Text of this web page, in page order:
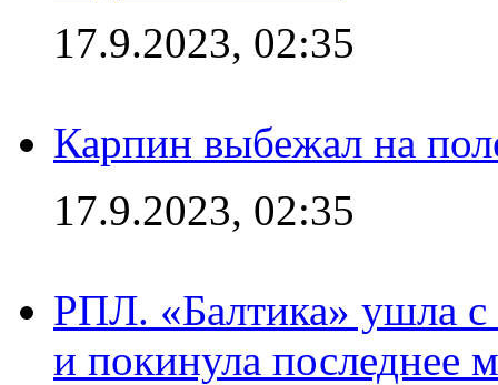
17.9.2023, 02:35
Карпин выбежал на
17.9.2023, 02:35
РПЛ. «Балтика» ушла с
и покинула последнее